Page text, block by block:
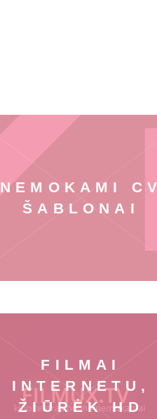
NEMOKAMI CV
ŠABLONAI
FILMAI
INTERNETU,
ŽIŪRĖK HD